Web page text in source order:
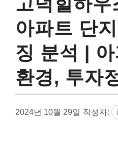
아파트 단
징 분석 |
환경, 투자
2024년 10월 29일 작성자: